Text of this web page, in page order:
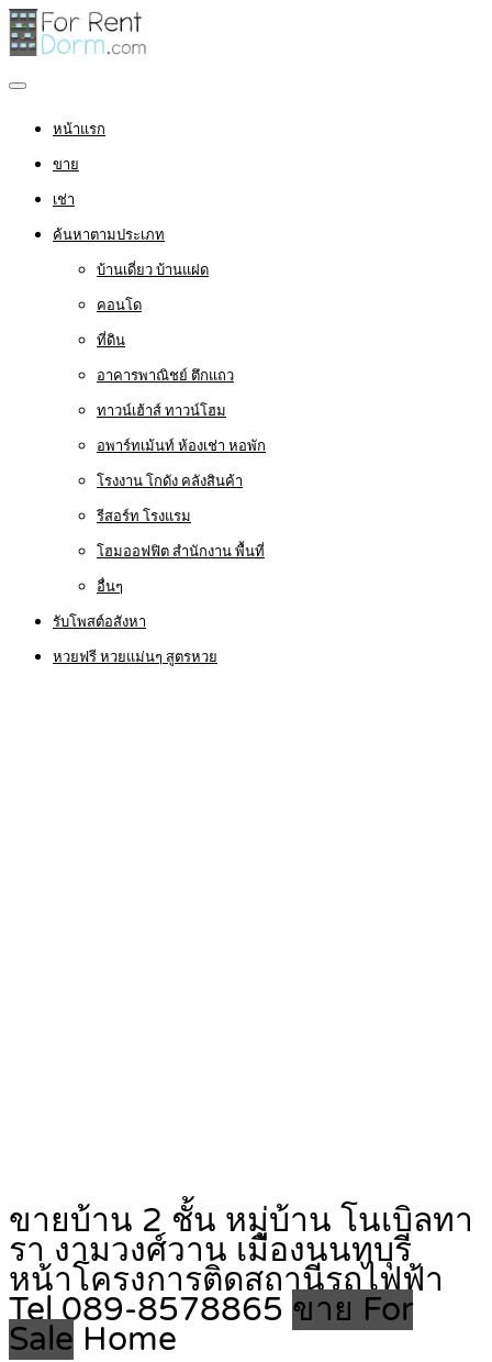
หน้าแรก
ขาย
เช่า
ค้นหาตามประเภท
บ้านเดี่ยว บ้านแฝด
คอนโด
ที่ดิน
อาคารพาณิชย์ ตึกแถว
ทาวน์เฮ้าส์ ทาวน์โฮม
อพาร์ทเม้นท์ ห้องเช่า หอพัก
โรงงาน โกดัง คลังสินค้า
รีสอร์ท โรงแรม
โฮมออฟฟิต สำนักงาน พื้นที่
อื่นๆ
รับโพสต์อสังหา
หวยฟรี หวยแม่นๆ สูตรหวย
ขายบ้าน 2 ชั้น หมู่บ้าน โนเบิลทา
รา งามวงศ์วาน เมืองนนทบุรี
หน้าโครงการติดสถานีรถไฟฟ้า
Tel 089-8578865 ขาย For
Sale Home